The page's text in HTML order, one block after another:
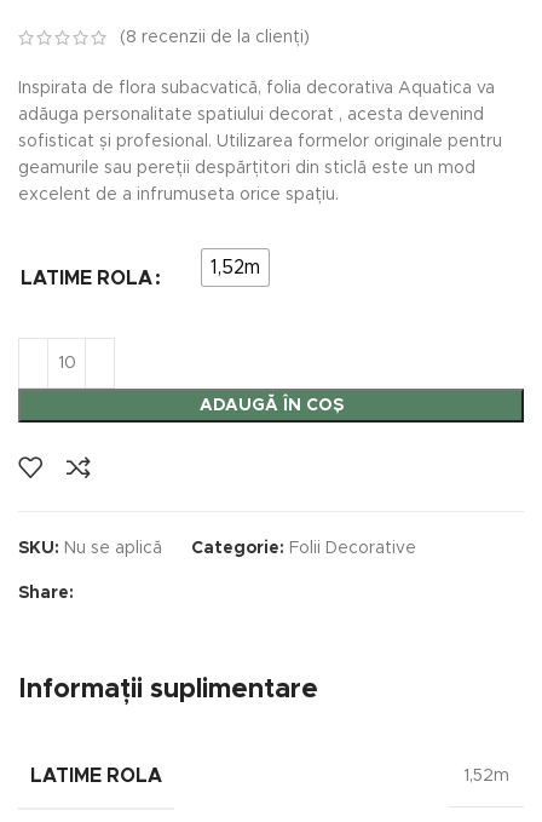
(8 recenzii de la clienți)
Inspirata de flora subacvatică, folia decorativa Aquatica va
adăuga personalitate spatiului decorat , acesta devenind
sofisticat și profesional. Utilizarea formelor originale pentru
geamurile sau pereții despărțitori din sticlă este un mod
excelent de a infrumuseta orice spațiu.
LATIME ROLA
1,52m
ADAUGĂ ÎN COȘ
SKU: Nu se aplică Categorie: Folii Decorative
Share:
Informații suplimentare
LATIME ROLA 1,52m